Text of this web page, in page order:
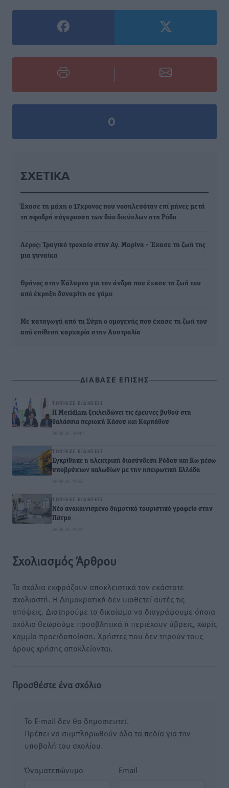
0
ΣΧΕΤΙΚΆ
Έχασε τη μάχη ο 17χρονος που νοσηλευόταν επί μήνες μετά
τη σφοδρή σύγκρουση των δύο δικύκλων στη Ρόδο
Λέρος: Τραγικό τροχαίο στην Αγ. Μαρίνα - Έχασε τη ζωή της
μια γυναίκα
Θρήνος στην Κάλυμνο για τον άνδρα που έχασε τη ζωή του
από έκρηξη δυναμίτη σε γάμο
Με καταγωγή από τη Σύμη ο ομογενής που έχασε τη ζωή του
από επίθεση καρχαρία στην Αυστραλία
ΔΙΑΒΑΣΕ ΕΠΙΣΗΣ
ΤΟΠΙΚΈΣ ΕΙΔΉΣΕΙΣ
Η Meridiam ξεκλειδώνει τις έρευνες βυθού στη
θαλάσσια περιοχή Κάσου και Καρπάθου
06.08.26 · 20:49
ΤΟΠΙΚΈΣ ΕΙΔΉΣΕΙΣ
Εγκρίθηκε η ηλεκτρική διασύνδεση Ρόδου και Κω μέσω
υποβρύχιων καλωδίων με την ηπειρωτική Ελλάδα
06.08.26 · 18:58
ΤΟΠΙΚΈΣ ΕΙΔΉΣΕΙΣ
Νέο ανακαινισμένο δημοτικό τουριστικό γραφείο στην
Πάτμο
06.08.26 · 18:39
Σχολιασμός Άρθρου
Τα σχόλια εκφράζουν αποκλειστικά τον εκάστοτε
σχολιαστή. Η Δημοκρατική δεν υιοθετεί αυτές τις
απόψεις. Διατηρούμε το δικαίωμα να διαγράψουμε όποια
σχόλια θεωρούμε προσβλητικά ή περιέχουν ύβρεις, χωρίς
καμμία προειδοποίηση. Χρήστες που δεν τηρούν τους
όρους χρήσης αποκλείονται.
Προσθέστε ένα σχόλιο
Το E-mail δεν θα δημοσιευτεί.
Πρέπει να συμπληρωθούν όλα τα πεδία για την
υποβολή του σχολίου.
Όνοματεπώνυμο Email